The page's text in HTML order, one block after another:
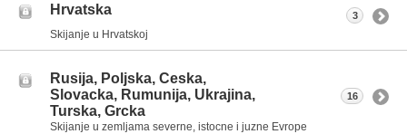
Hrvatska
Skijanje u Hrvatskoj
3
Rusija, Poljska, Ceska,
Slovacka, Rumunija, Ukrajina,
Turska, Grcka
Skijanje u zemljama severne, istocne i juzne Evrope
16